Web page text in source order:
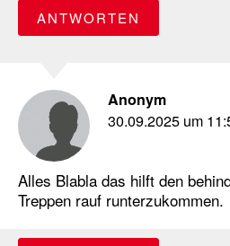
ANTWORTEN
Anonym
30.09.2025 um
Alles Blabla das hilft den
Treppen rauf runterzukommen.